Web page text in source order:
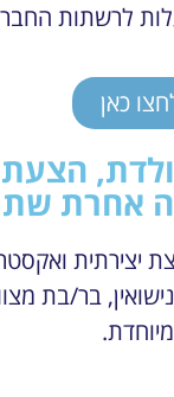
לרשתות
כאן
אחרת
יצירתית
בר/בת